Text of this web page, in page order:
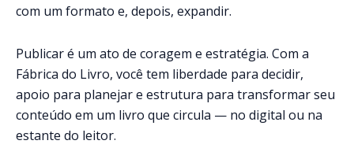
com um formato e, depois, expandir.
Publicar é um ato de coragem e estratégia. Com a
Fábrica do Livro, você tem liberdade para decidir,
apoio para planejar e estrutura para transformar seu
conteúdo em um livro que circula — no digital ou na
estante do leitor.